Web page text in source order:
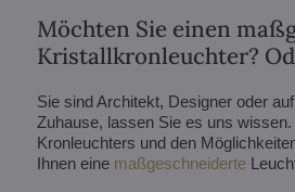
Möchten Sie einen
Kristallkronleuchter?
Sie sind Architekt, Designer oder
Zuhause, lassen Sie es uns
Kronleuchters und den
Ihnen eine maßgeschneiderte